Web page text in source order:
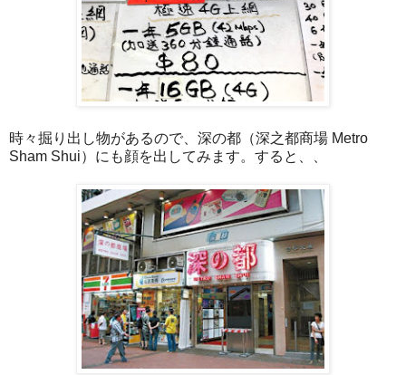
時々掘り出し物があるので、深の都（深之都商場 Metro
Sham Shui）にも顔を出してみます。すると、、